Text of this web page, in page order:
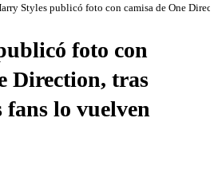
Styles publicó foto con camisa de One
foto con
Direction, tras
lo vuelven